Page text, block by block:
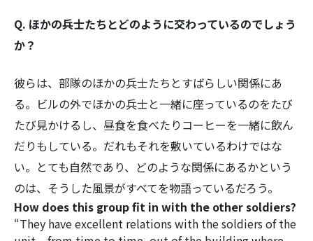
Q. ほかの兵士たちとどのように交わっているのでしょう
か？
彼らは、部隊のほかの兵士たちとすばらしい関係にあ
る。ビルの外でほかの兵士と一緒に座っているのをたび
たび見かけるし、昼食を食べたりコーヒーを一緒に飲ん
だりもしている。だれもそれを敷いているわけではな
い。とても自然であり、どのような関係にあるかという
のは、そうした風景がすべてを物語っているだろう。
How does this group fit in with the other soldiers?
“They have excellent relations with the soldiers of the